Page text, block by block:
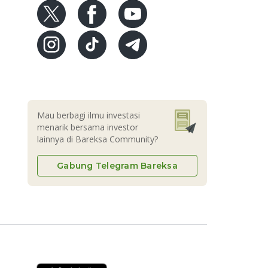
Mau berbagi ilmu investasi
menarik bersama investor
lainnya di Bareksa Community?
Gabung Telegram Bareksa